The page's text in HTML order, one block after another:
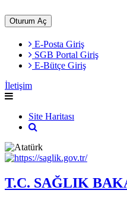
Oturum Aç
E-Posta Giriş
SGB Portal Giriş
E-Bütçe Giriş
İletişim
Site Haritası
T.C. SAĞLIK